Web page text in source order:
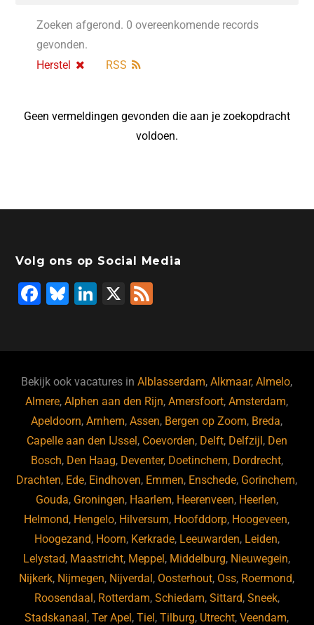
Zoeken afgerond. 0 overeenkomende records
gevonden.
Herstel
RSS
Geen vermeldingen gevonden die aan je zoekopdracht
voldoen.
Volg ons op Social Media
F
b
o
o
k
Bl
ky
Li
dI
n
X
Bekijk ook vacatures inAlblasserdam,Alkmaar,Almelo,
Almere,Alphen aan den Rijn,Amersfoort,Amsterdam,
Apeldoorn,Arnhem,Assen, Bergen op Zoom, Breda,
Capelle aan den IJssel , Coevorden, Delft, Delfzijl , Den
Bosch, Den Haag, Deventer, Doetinchem, Dordrecht,
Drachten, Ede, Eindhoven, Emmen, Enschede, Gorinchem,
Gouda, Groningen, Haarlem, Heerenveen, Heerlen,
Helmond, Hengelo, Hilversum, Hoofddorp, Hoogeveen,
Hoogezand, Hoorn, Kerkrade, Leeuwarden, Leiden,
Lelystad, Maastricht, Meppel , Middelburg, Nieuwegein,
Nijkerk, Nijmegen, Nijverdal , Oosterhout, Oss, Roermond,
Roosendaal , Rotterdam, Schiedam, Sittard, Sneek,
Stadskanaal ,Ter Apel ,Tiel ,Tilburg, Utrecht,Veendam,